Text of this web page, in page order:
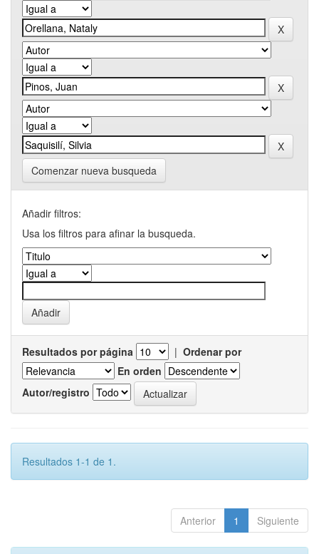
Comenzar nueva busqueda
Añadir filtros:
Usa los filtros para afinar la busqueda.
Resultados por página | Ordenar por
En orden
Autor/registro
Resultados 1-1 de 1.
Anterior 1 Siguiente